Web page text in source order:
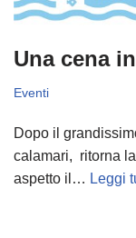
Una cena
Eventi
Dopo il
calamari, ritorna
aspetto il… Leggi